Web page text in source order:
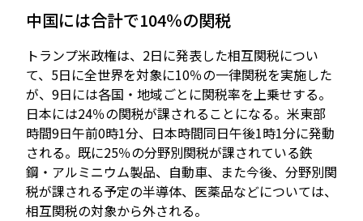
中国には合計で104％の関税
トランプ米政権は、2日に発表した相互関税につい
て、5日に全世界を対象に10％の一律関税を実施した
が、9日には各国・地域ごとに関税率を上乗せする。
日本には24％の関税が課されることになる。米東部
時間9日午前0時1分、日本時間同日午後1時1分に発動
される。既に25％の分野別関税が課されている鉄
鋼・アルミニウム製品、自動車、また今後、分野別関
税が課される予定の半導体、医薬品などについては、
相互関税の対象から外される。